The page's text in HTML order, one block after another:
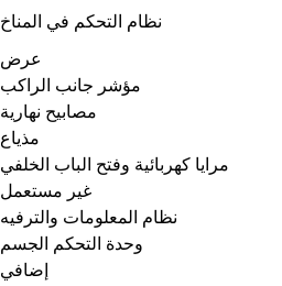
نظام التحكم في المناخ
عرض
مؤشر جانب الراكب
مصابيح نهارية
مذياع
مرايا كهربائية وفتح الباب الخلفي
غير مستعمل
نظام المعلومات والترفيه
وحدة التحكم الجسم
إضافي